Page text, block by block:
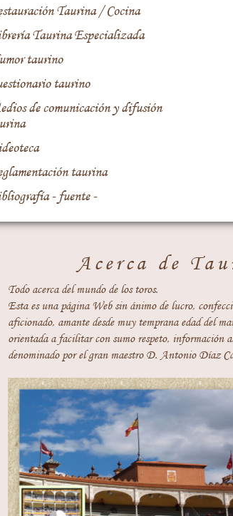
Taurina / Cocina
Taurina Especializada
taurino
taurino
de comunicación y difusión
taurina
- fuente -
Acerca de
Todo acerca del mundo de los toros.
Esta es una página Web sin ánimo de lucro,
aficionado, amante desde muy temprana edad del
orientada a facilitar con sumo respeto, información
denominado por el gran maestro D. Antonio Díaz